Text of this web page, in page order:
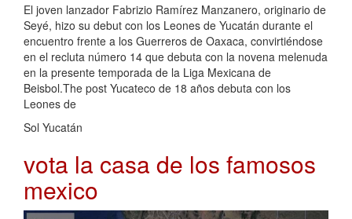
El joven lanzador Fabrizio Ramírez Manzanero, originario de
Seyé, hizo su debut con los Leones de Yucatán durante el
encuentro frente a los Guerreros de Oaxaca, convirtiéndose
en el recluta número 14 que debuta con la novena melenuda
en la presente temporada de la Liga Mexicana de
Beisbol.The post Yucateco de 18 años debuta con los
Leones de
Sol Yucatán
vota la casa de los famosos
mexico